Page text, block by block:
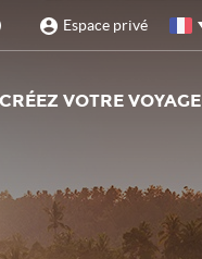
Espace privé
CRÉEZ VOTRE VOYAGE